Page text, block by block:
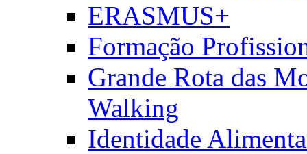
ERASMUS+
Formação
Grande Rota das
Walking
Identidade